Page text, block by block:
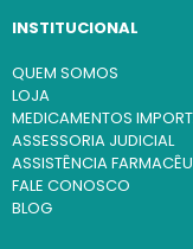
INSTITUCIONAL
QUEM SOMOS
LOJA
MEDICAMENTOS
ASSESSORIA JUDICIAL
ASSISTÊNCIA
FALE CONOSCO
BLOG